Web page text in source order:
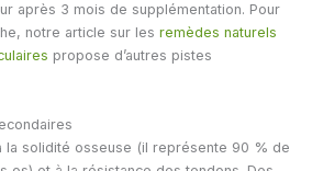
après 3 mois de supplémentation. Pour
notre article sur les remèdes naturels
propose d’autres pistes
la solidité osseuse (il représente 90 % de